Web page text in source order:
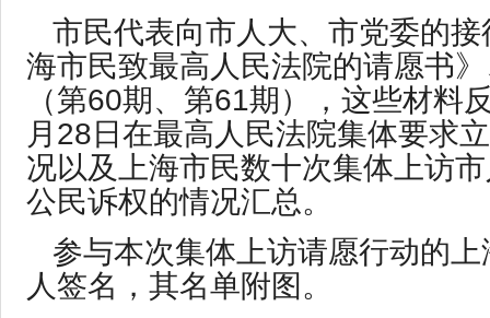
市民代表向市人大、市党委的
海市民致最高人民法院的请愿书
（第60期、第61期），这些材料
月28日在最高人民法院集体要求
况以及上海市民数十次集体上访
公民诉权的情况汇总。
参与本次集体上访请愿行动的
人签名，其名单附图。